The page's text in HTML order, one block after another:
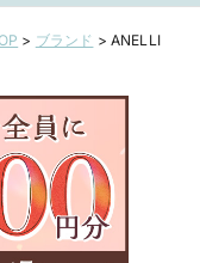
> ブランド > ANELLI